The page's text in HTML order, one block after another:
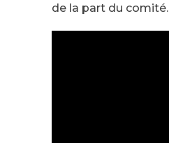
de la part du comité.